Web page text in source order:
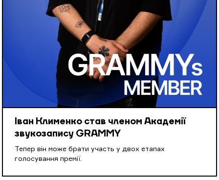
Іван Клименко став членом Академії
звукозапису GRAMMY
Тепер він може брати участь у двох етапах
голосування премії.